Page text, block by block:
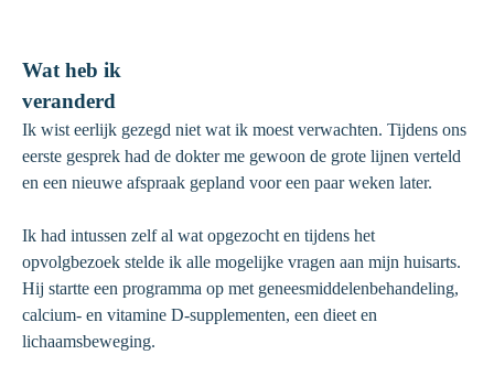
Wat heb ik
veranderd
Ik wist eerlijk gezegd niet wat ik moest verwachten. Tijdens ons
eerste gesprek had de dokter me gewoon de grote lijnen verteld
en een nieuwe afspraak gepland voor een paar weken later.
Ik had intussen zelf al wat opgezocht en tijdens het
opvolgbezoek stelde ik alle mogelijke vragen aan mijn huisarts.
Hij startte een programma op met geneesmiddelenbehandeling,
calcium- en vitamine D-supplementen, een dieet en
lichaamsbeweging.